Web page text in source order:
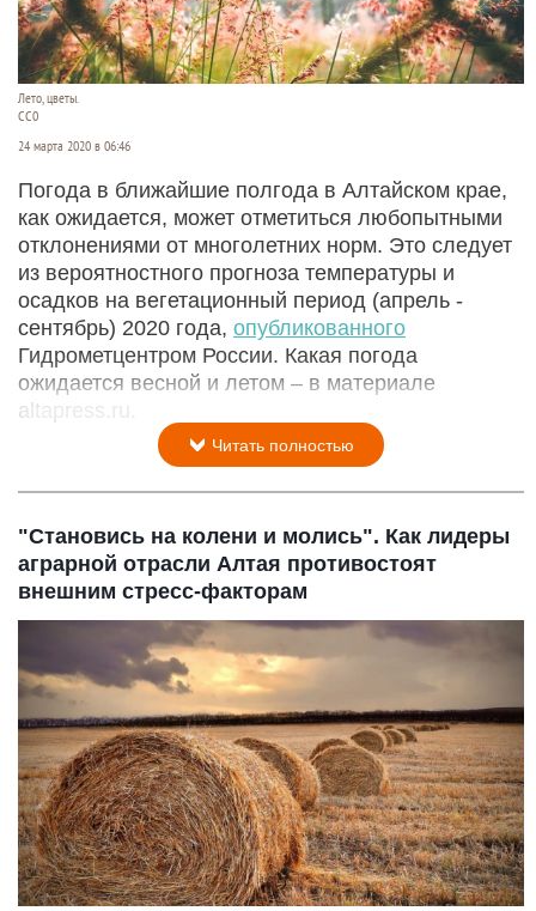
Лето, цветы.
СС0
24 марта 2020 в 06:46
Погода в ближайшие полгода в Алтайском крае,
как ожидается, может отметиться любопытными
отклонениями от многолетних норм. Это следует
из вероятностного прогноза температуры и
осадков на вегетационный период (апрель -
сентябрь) 2020 года, опубликованного
Гидрометцентром России. Какая погода
ожидается весной и летом – в материале
altapress.ru.
Читать полностью
"Становись на колени и молись". Как лидеры
аграрной отрасли Алтая противостоят
внешним стресс-факторам